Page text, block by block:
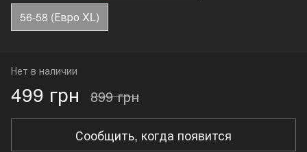
56-58 (Евро XL)
Нет в наличии
499 грн 899 грн
Сообщить, когда появится